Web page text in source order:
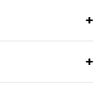
+
+